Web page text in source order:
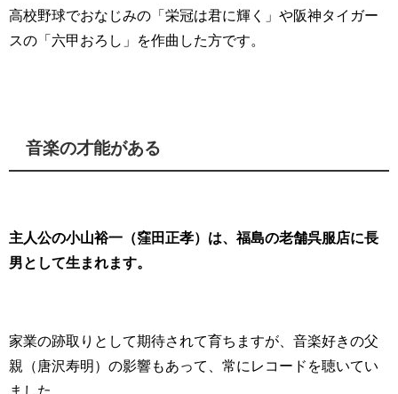
高校野球でおなじみの「栄冠は君に輝く」や阪神タイガー
スの「六甲おろし」を作曲した方です。
音楽の才能がある
主人公の小山裕一（窪田正孝）は、福島の老舗呉服店に長
男として生まれます。
家業の跡取りとして期待されて育ちますが、音楽好きの父
親（唐沢寿明）の影響もあって、常にレコードを聴いてい
ました。